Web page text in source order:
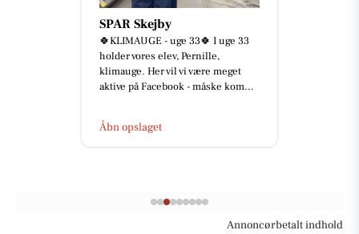
SPAR Skejby
🍀KLIMAUGE - uge 33🍀 I uge 33
holder vores elev, Pernille,
klimauge. Her vil vi være meget
aktive på Facebook - måske kom...
Åbn opslaget
Annoncørbetalt indhold